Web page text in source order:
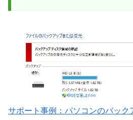
サポート事例：パソコンのバック